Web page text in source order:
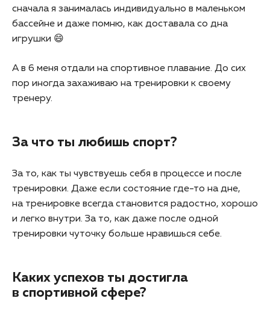
сначала я занималась индивидуально в маленьком
бассейне и даже помню, как доставала со дна
игрушки 😄
А в 6 меня отдали на спортивное плавание. До сих
пор иногда захаживаю на тренировки к своему
тренеру.
За что ты любишь спорт?
За то, как ты чувствуешь себя в процессе и после
тренировки. Даже если состояние где-то на дне,
на тренировке всегда становится радостно, хорошо
и легко внутри. За то, как даже после одной
тренировки чуточку больше нравишься себе.
Каких успехов ты достигла
в спортивной сфере?